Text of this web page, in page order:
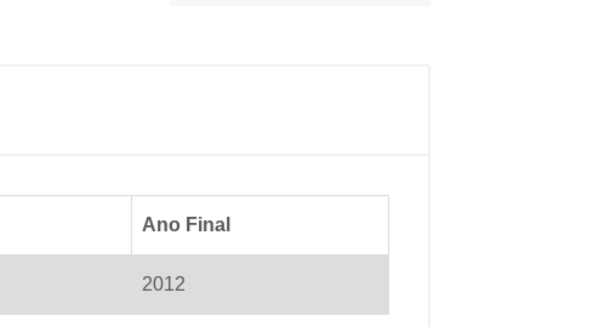
Ano Final
2012